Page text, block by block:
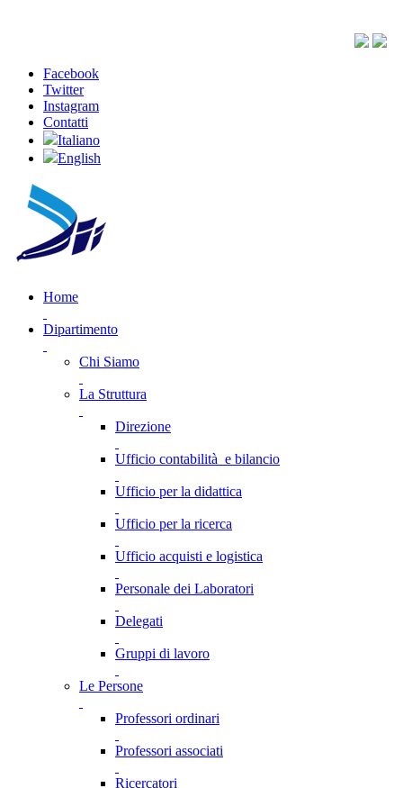
Facebook
Twitter
Instagram
Contatti
Italiano
English
Home
Dipartimento
Chi Siamo
La Struttura
Direzione
Ufficio contabilità e bilancio
Ufficio per la didattica
Ufficio per la ricerca
Ufficio acquisti e logistica
Personale dei Laboratori
Delegati
Gruppi di lavoro
Le Persone
Professori ordinari
Professori associati
Ricercatori